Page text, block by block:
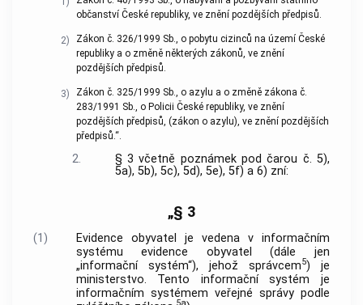
občanství České republiky, ve znění pozdějších předpisů.
2)
Zákon č. 326/1999 Sb., o pobytu cizinců na území České
republiky a o změně některých zákonů, ve znění
pozdějších předpisů.
3)
Zákon č. 325/1999 Sb., o azylu a o změně zákona č.
283/1991 Sb., o Policii České republiky, ve znění
pozdějších předpisů, (zákon o azylu), ve znění pozdějších
předpisů.“.
2.
§ 3 včetně poznámek pod čarou č. 5),
5a), 5b), 5c), 5d), 5e), 5f) a 6) zní:
„§ 3
(1)
Evidence obyvatel je vedena v informačním
systému evidence obyvatel (dále jen
„informační systém“), jehož správcem5) je
ministerstvo. Tento informační systém je
informačním systémem veřejné správy podle